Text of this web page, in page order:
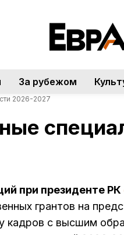
За рубежом
2026-2027
при президенте РК
грантов на
кадров с высшим